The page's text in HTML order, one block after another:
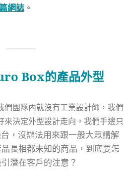
網誌 。
Box的產品外型
們團隊內就沒有工業設計師，我們
來決定外型設計走向。我們手邊只
，沒辦法用來跟一般大眾講解
長相都未知的商品，到底要怎
潛在客戶的注意？